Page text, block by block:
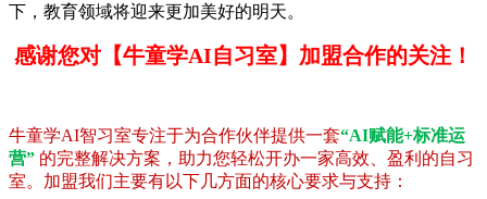
下，教育领域将迎来更加美好的明天。
感谢您对【牛童学AI自习室】加盟合作的关注！
牛童学AI智习室专注于为合作伙伴提供一套“AI赋能+标准运
营” 的完整解决方案，助力您轻松开办一家高效、盈利的自习
室。加盟我们主要有以下几方面的核心要求与支持：